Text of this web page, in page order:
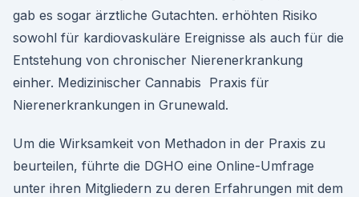
gab es sogar ärztliche Gutachten. erhöhten Risiko
sowohl für kardiovaskuläre Ereignisse als auch für die
Entstehung von chronischer Nierenerkrankung
einher. Medizinischer Cannabis Praxis für
Nierenerkrankungen in Grunewald.
Um die Wirksamkeit von Methadon in der Praxis zu
beurteilen, führte die DGHO eine Online-Umfrage
unter ihren Mitgliedern zu deren Erfahrungen mit dem